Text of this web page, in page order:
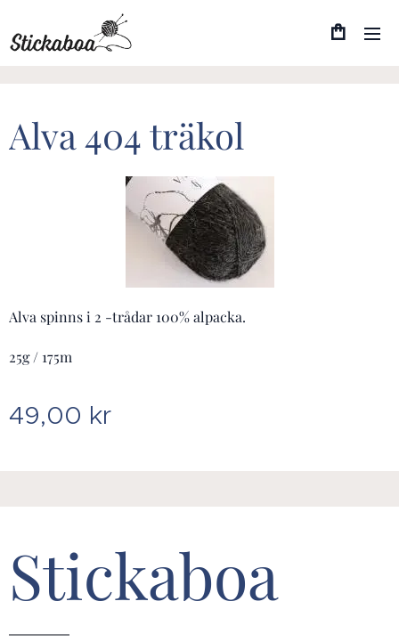
Alva 404 träkol
Alva spinns i 2 -trådar 100% alpacka.
25g / 175m
49,00 kr
Stickaboa